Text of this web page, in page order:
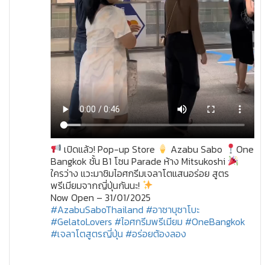
เปิดแล้ว! Pop-up Store Azabu Sabo
One
Bangkok ชั้น B1 โซน Parade ห้าง Mitsukoshi
ใครว่าง แวะมาชิมไอศกรีมเจลาโตแสนอร่อย สูตร
พรีเมียมจากญี่ปุ่นกันนะ!
Now Open – 31/01/2025
#AzabuSaboThailand #อาซาบุซาโบะ
#GelatoLovers #ไอศกรีมพรีเมียม #OneBangkok
#เจลาโตสูตรญี่ปุ่น #อร่อยต้องลอง